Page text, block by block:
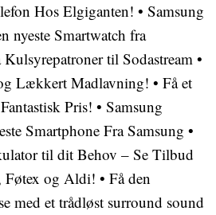
Hos Elgiganten! • Samsung
nyeste Smartwatch fra
Kulsyrepatroner til Sodastream •
Lækkert Madlavning! • Få et
Pris! • Samsung
Smartphone Fra Samsung •
til dit Behov – Se Tilbud
Føtex og Aldi! • Få den
med et trådløst surround sound